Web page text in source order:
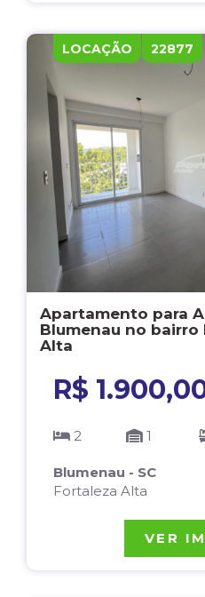
LOCAÇÃO 22877
Apartamento para
Blumenau no bairro
Alta
R$
2 1
Blumenau - SC
Fortaleza Alta
VER